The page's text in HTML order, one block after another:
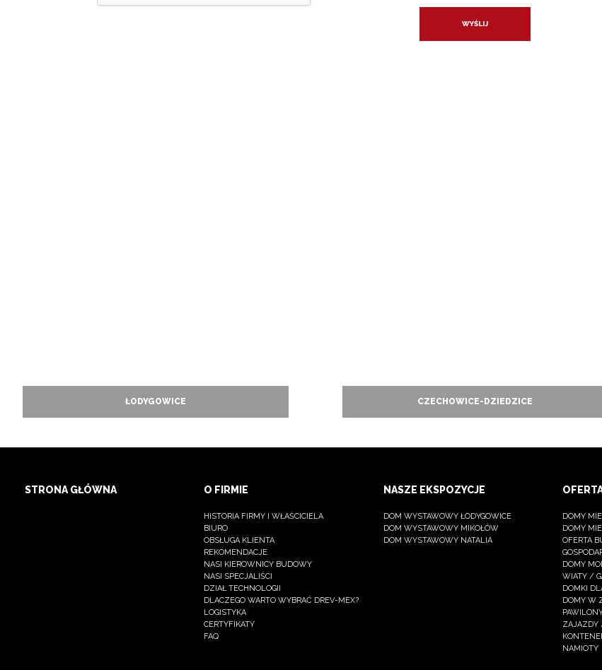
WYŚLIJ
ŁODYGOWICE CZECHOWICE-DZIEDZICE
STRONA GŁÓWNA O FIRMIE
HISTORIA FIRMY I WŁAŚCICIELA
BIURO
OBSŁUGA KLIENTA
REKOMENDACJE
NASI KIEROWNICY BUDOWY
NASI SPECJALIŚCI
DZIAŁ TECHNOLOGII
DLACZEGO WARTO WYBRAĆ DREV-MEX?
LOGISTYKA
CERTYFIKATY
FAQ
NASZE EKSPOZYCJE
DOM WYSTAWOWY ŁODYGOWICE
DOM WYSTAWOWY MIKOŁÓW
DOM WYSTAWOWY NATALIA
DOMY
DOMY
OFERTA
DOMY
WIATY /
DOMKI
DOMY W
ZAJAZDY
NAMIOTY